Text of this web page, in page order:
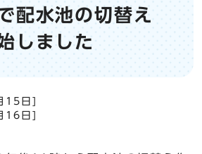
配水池の切替え
しました
15日
16日